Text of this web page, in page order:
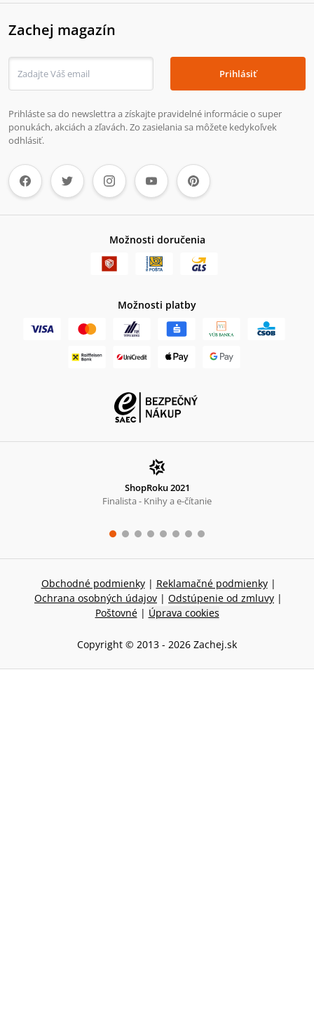
Zachej magazín
Prihlásiť
Prihláste sa do newslettra a získajte pravidelné informácie o super
ponukách, akciách a zľavách. Zo zasielania sa môžete kedykoľvek
odhlásiť.
Možnosti doručenia
Možnosti platby
ShopRoku 2021
Finalista - Knihy a e-čítanie
Obchodné podmienky | Reklamačné podmienky |
Ochrana osobných údajov | Odstúpenie od zmluvy |
Poštovné | Úprava cookies
Copyright © 2013 - 2026 Zachej.sk